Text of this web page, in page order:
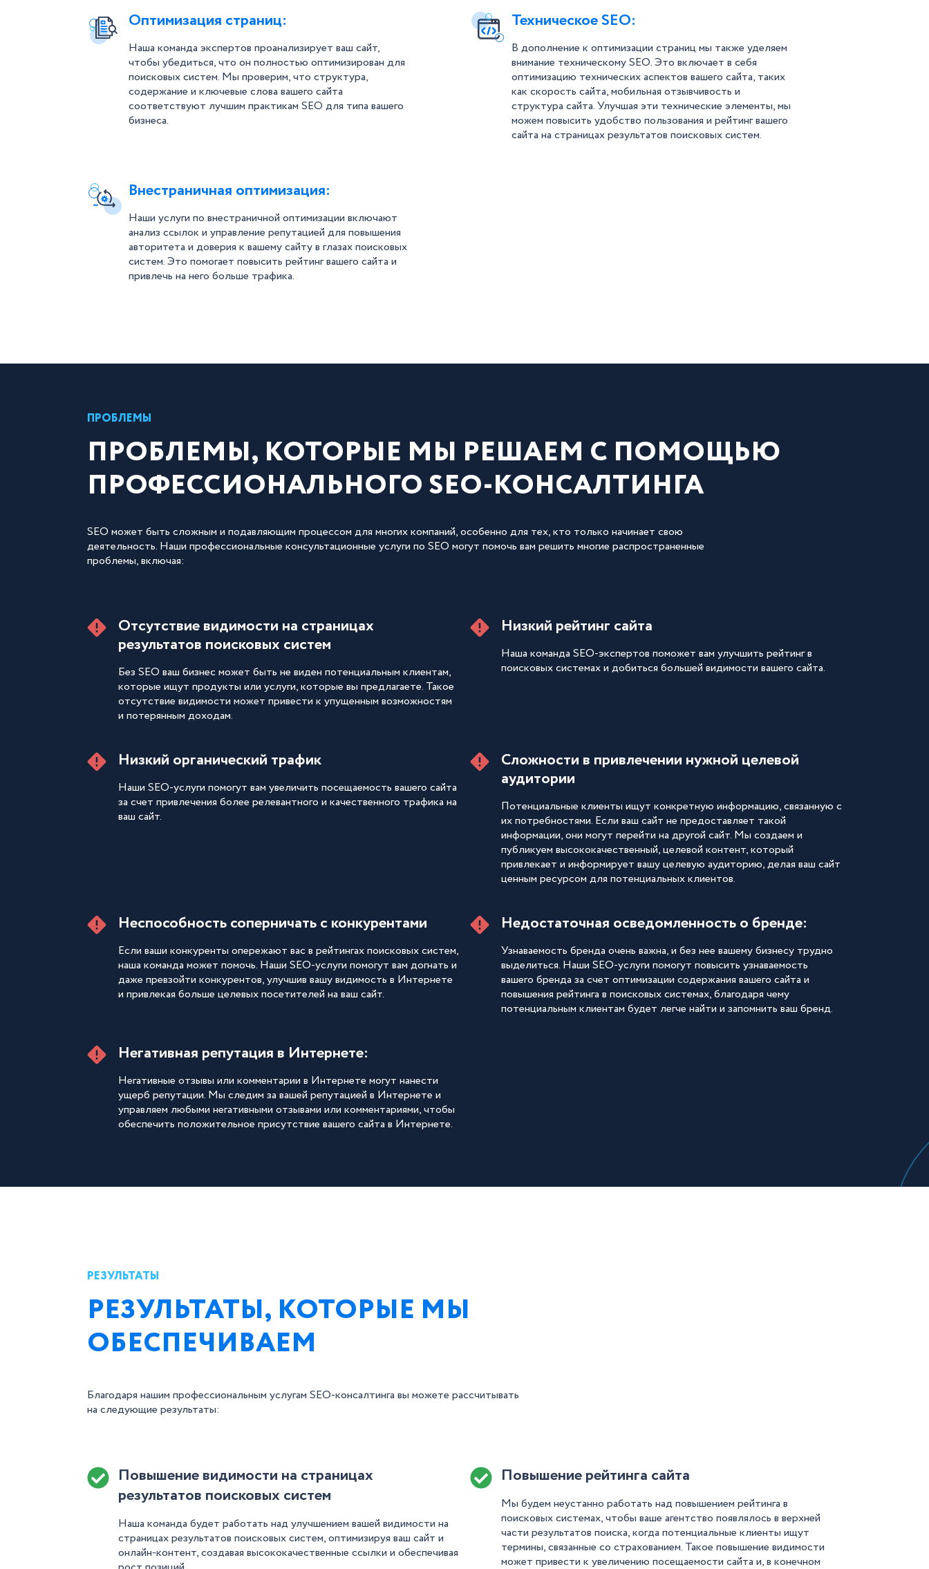
Оптимизация страниц:
Наша команда экспертов проанализирует ваш сайт,
чтобы убедиться, что он полностью оптимизирован для
поисковых систем. Мы проверим, что структура,
содержание и ключевые слова вашего сайта
соответствуют лучшим практикам SEO для типа вашего
бизнеса.
Техническое SEO:
В дополнение к оптимизации страниц мы также уделяем
внимание техническому SEO. Это включает в себя
оптимизацию технических аспектов вашего сайта, таких
как скорость сайта, мобильная отзывчивость и
структура сайта. Улучшая эти технические элементы, мы
можем повысить удобство пользования и рейтинг вашего
сайта на страницах результатов поисковых систем.
Внестраничная оптимизация:
Наши услуги по внестраничной оптимизации включают
анализ ссылок и управление репутацией для повышения
авторитета и доверия к вашему сайту в глазах поисковых
систем. Это помогает повысить рейтинг вашего сайта и
привлечь на него больше трафика.
ПРОБЛЕМЫ
ПРОБЛЕМЫ, КОТОРЫЕ МЫ РЕШАЕМ С ПОМОЩЬЮ
ПРОФЕССИОНАЛЬНОГО SEO-КОНСАЛТИНГА
SEO может быть сложным и подавляющим процессом для многих компаний, особенно для тех, кто только начинает свою
деятельность. Наши профессиональные консультационные услуги по SEO могут помочь вам решить многие распространенные
проблемы, включая:
Отсутствие видимости на страницах
результатов поисковых систем
Без SEO ваш бизнес может быть не виден потенциальным клиентам,
которые ищут продукты или услуги, которые вы предлагаете. Такое
отсутствие видимости может привести к упущенным возможностям
и потерянным доходам.
Низкий рейтинг сайта
Наша команда SEO-экспертов поможет вам улучшить рейтинг в
поисковых системах и добиться большей видимости вашего сайта.
Низкий органический трафик
Наши SEO-услуги помогут вам увеличить посещаемость вашего сайта
за счет привлечения более релевантного и качественного трафика на
ваш сайт.
Сложности в привлечении нужной целевой
аудитории
Потенциальные клиенты ищут конкретную информацию, связанную с
их потребностями. Если ваш сайт не предоставляет такой
информации, они могут перейти на другой сайт. Мы создаем и
публикуем высококачественный, целевой контент, который
привлекает и информирует вашу целевую аудиторию, делая ваш сайт
ценным ресурсом для потенциальных клиентов.
Неспособность соперничать с конкурентами
Если ваши конкуренты опережают вас в рейтингах поисковых систем,
наша команда может помочь. Наши SEO-услуги помогут вам догнать и
даже превзойти конкурентов, улучшив вашу видимость в Интернете
и привлекая больше целевых посетителей на ваш сайт.
Недостаточная осведомленность о бренде:
Узнаваемость бренда очень важна, и без нее вашему бизнесу трудно
выделиться. Наши SEO-услуги помогут повысить узнаваемость
вашего бренда за счет оптимизации содержания вашего сайта и
повышения рейтинга в поисковых системах, благодаря чему
потенциальным клиентам будет легче найти и запомнить ваш бренд.
Негативная репутация в Интернете:
Негативные отзывы или комментарии в Интернете могут нанести
ущерб репутации. Мы следим за вашей репутацией в Интернете и
управляем любыми негативными отзывами или комментариями, чтобы
обеспечить положительное присутствие вашего сайта в Интернете.
РЕЗУЛЬТАТЫ
РЕЗУЛЬТАТЫ, КОТОРЫЕ МЫ
ОБЕСПЕЧИВАЕМ
Благодаря нашим профессиональным услугам SEO-консалтинга вы можете рассчитывать
на следующие результаты:
Повышение видимости на страницах
результатов поисковых систем
Наша команда будет работать над улучшением вашей видимости на
страницах результатов поисковых систем, оптимизируя ваш сайт и
онлайн-контент, создавая высококачественные ссылки и обеспечивая
Повышение рейтинга сайта
Мы будем неустанно работать над повышением рейтинга в
поисковых системах, чтобы ваше агентство появлялось в верхней
части результатов поиска, когда потенциальные клиенты ищут
термины, связанные со страхованием. Такое повышение видимости
может привести к увеличению посещаемости сайта и, в конечном